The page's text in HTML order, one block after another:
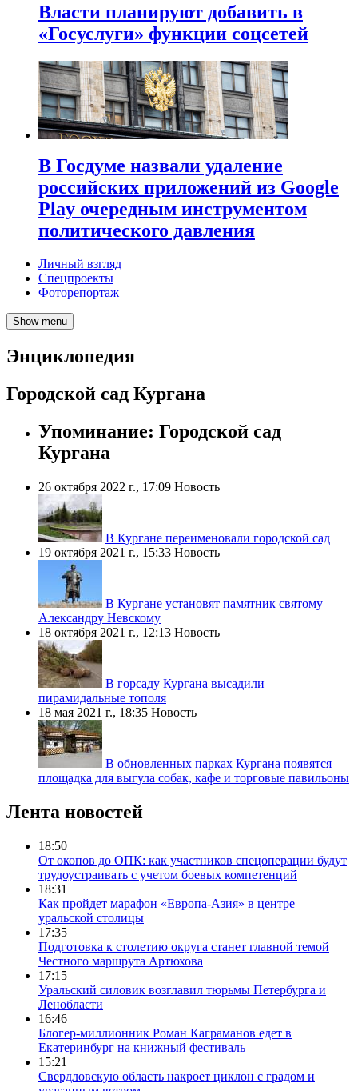
Власти планируют добавить в
«Госуслуги» функции соцсетей
В Госдуме назвали удаление
российских приложений из Google
Play очередным инструментом
политического давления
Личный взгляд
Спецпроекты
Фоторепортаж
Show menu
Энциклопедия
Городской сад Кургана
Упоминание: Городской сад
Кургана
26 октября 2022 г., 17:09 Новость
В Кургане переименовали городской сад
19 октября 2021 г., 15:33 Новость
В Кургане установят памятник святому
Александру Невскому
18 октября 2021 г., 12:13 Новость
В горсаду Кургана высадили
пирамидальные тополя
18 мая 2021 г., 18:35 Новость
В обновленных парках Кургана появятся
площадка для выгула собак, кафе и торговые павильоны
Лента новостей
18:50
От окопов до ОПК: как участников спецоперации будут
трудоустраивать с учетом боевых компетенций
18:31
Как пройдет марафон «Европа-Азия» в центре
уральской столицы
17:35
Подготовка к столетию округа станет главной темой
Честного маршрута Артюхова
17:15
Уральский силовик возглавил тюрьмы Петербурга и
Ленобласти
16:46
Блогер-миллионник Роман Каграманов едет в
Екатеринбург на книжный фестиваль
15:21
Свердловскую область накроет циклон с градом и